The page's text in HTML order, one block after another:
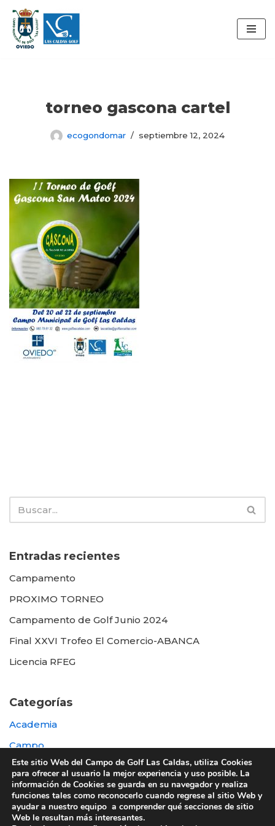
Saltar
al
torneo gascona cartel
ecogondomar septiembre 12, 2024
Entradas recientes
Campamento
PROXIMO TORNEO
Campamento de Golf Junio 2024
Final XXVI Trofeo El Comercio-ABANCA
Licencia RFEG
Categorías
Academia
Campo
Destacada
Otras
Este sitio Web del Campo de Golf Las Caldas, utiliza Cookies
para ofrecer al usuario la mejor experiencia y uso posible. La
información de Cookies se guarda en su navegador y realiza
funciones tales como reconocerlo cuando regrese al sitio Web y
ayudar a nuestro equipo a comprender qué secciones de sitio
Web le resultan más interesantes.